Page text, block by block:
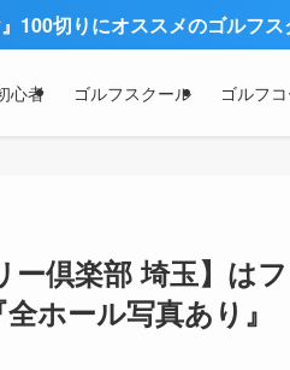
スメのゴルフスクール3社
心者 ゴルフスクール ゴルフ
ー倶楽部 埼玉】はフ
ホール写真あり』